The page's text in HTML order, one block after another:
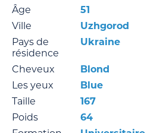
Âge
51
Ville
Uzhgorod
Pays de
résidence
Ukraine
Cheveux
Blond
Les yeux
Blue
Taille
167
Poids
64